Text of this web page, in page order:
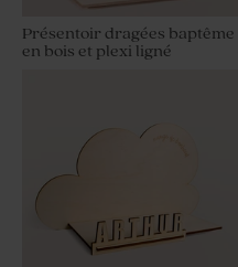
Présentoir dragées baptême
en bois et plexi ligné